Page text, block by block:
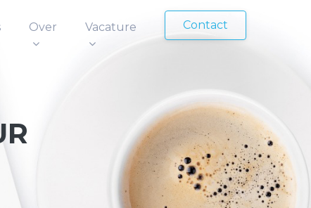
Over Vacature Contact